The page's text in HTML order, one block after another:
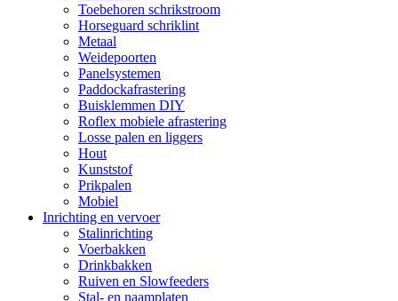
Toebehoren schrikstroom
Horseguard schriklint
Metaal
Weidepoorten
Panelsystemen
Paddockafrastering
Buisklemmen DIY
Roflex mobiele afrastering
Losse palen en liggers
Hout
Kunststof
Prikpalen
Mobiel
Inrichting en vervoer
Stalinrichting
Voerbakken
Drinkbakken
Ruiven en Slowfeeders
Stal- en naamplaten